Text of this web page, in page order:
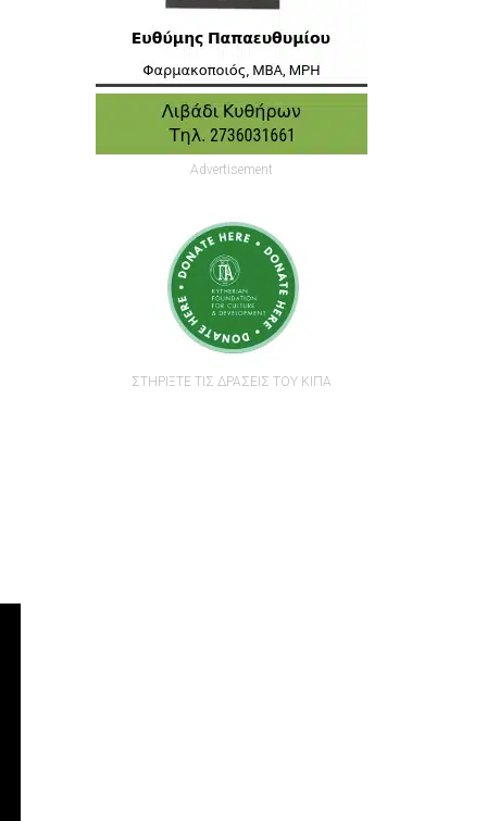
Advertisement
ΣΤΗΡΙΞΤΕ ΤΙΣ ΔΡΑΣΕΙΣ ΤΟΥ ΚΙΠΑ